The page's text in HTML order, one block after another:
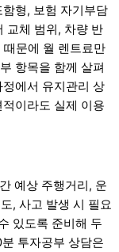
형, 보험 자기부담
교체 범위, 차량 반
문에 월 렌트료만
항목을 함께 살펴
에서 유지관리 상
이라도 실제 이용
예상 주행거리, 운
, 사고 발생 시 필요
있도록 준비해 두
투자공부 상담은